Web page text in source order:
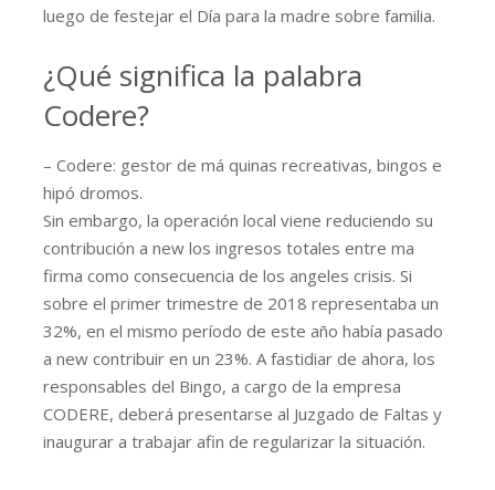
luego de festejar el Día para la madre sobre familia.
¿Qué significa la palabra
Codere?
– Codere: gestor de má quinas recreativas, bingos e
hipó dromos.
Sin embargo, la operación local viene reduciendo su
contribución a new los ingresos totales entre ma
firma como consecuencia de los angeles crisis. Si
sobre el primer trimestre de 2018 representaba un
32%, en el mismo período de este año había pasado
a new contribuir en un 23%. A fastidiar de ahora, los
responsables del Bingo, a cargo de la empresa
CODERE, deberá presentarse al Juzgado de Faltas y
inaugurar a trabajar afin de regularizar la situación.